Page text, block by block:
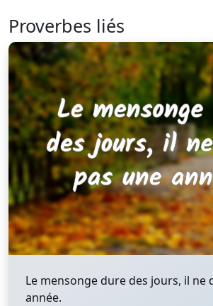
Proverbes liés
Le mensonge dure des jours, il ne
année.